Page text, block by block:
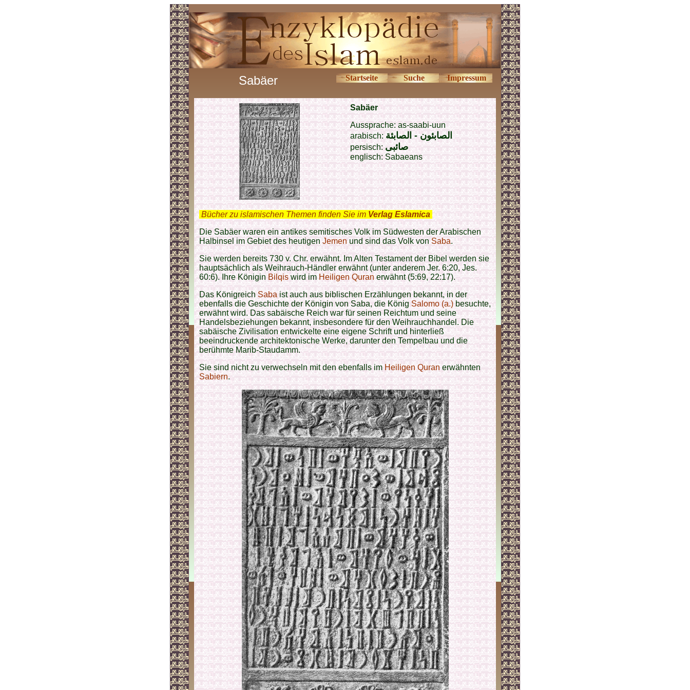
Sabäer Startseite Suche Impressum
Sabäer
Aussprache: as-saabi-uun
arabisch:الصابئون - الصابئة
persisch:صائبى
englisch: Sabaeans
Bücher zu islamischen Themen finden Sie im Verlag Eslamica
Die Sabäer waren ein antikes semitisches Volk im Südwesten der Arabischen
Halbinsel im Gebiet des heutigenJemenund sind das Volk vonSaba.
Sie werden bereits 730 v. Chr. erwähnt. Im Alten Testament der Bibel werden sie
hauptsächlich als Weihrauch-Händler erwähnt (unter anderem Jer. 6:20, Jes.
60:6). Ihre KöniginBilqiswird imHeiligen Quranerwähnt (5:69, 22:17).
Das KönigreichSabaist auch aus biblischen Erzählungen bekannt, in der
ebenfalls die Geschichte der Königin von Saba, die KönigSalomo (a.)besuchte,
erwähnt wird. Das sabäische Reich war für seinen Reichtum und seine
Handelsbeziehungen bekannt, insbesondere für den Weihrauchhandel. Die
sabäische Zivilisation entwickelte eine eigene Schrift und hinterließ
beeindruckende architektonische Werke, darunter den Tempelbau und die
berühmte Marib-Staudamm.
Sie sind nicht zu verwechseln mit den ebenfalls imHeiligen Quranerwähnten
Sabiern.